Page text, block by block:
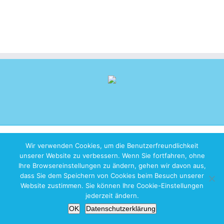
Policy
Wir verwenden Cookies, um die Benutzerfreundlichkeit
unserer Website zu verbessern. Wenn Sie fortfahren, ohne
Ihre Browsereinstellungen zu ändern, gehen wir davon aus,
dass Sie dem Speichern von Cookies beim Besuch unserer
Website zustimmen. Sie können Ihre Cookie-Einstellungen
jederzeit ändern.
OK
Datenschutzerklärung